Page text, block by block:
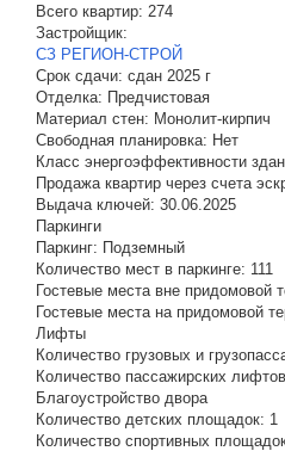
Всего квартир: 274
Застройщик:
СЗ РЕГИОН-СТРОЙ
Срок сдачи: сдан 2025 г
Отделка: Предчистовая
Материал стен: Монолит-кирпич
Свободная планировка: Нет
Класс энергоэффективности
Продажа квартир через счета
Выдача ключей: 30.06.2025
Паркинги
Паркинг: Подземный
Количество мест в паркинге: 111
Гостевые места вне придомовой
Гостевые места на придомовой
Лифты
Количество грузовых и
Количество пассажирских
Благоустройство двора
Количество детских площадок: 1
Количество спортивных